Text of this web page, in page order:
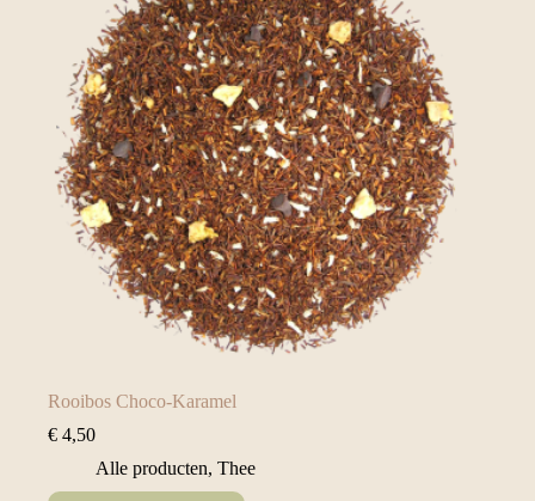
Rooibos Choco-Karamel
€ 4,50
Alle producten, Thee